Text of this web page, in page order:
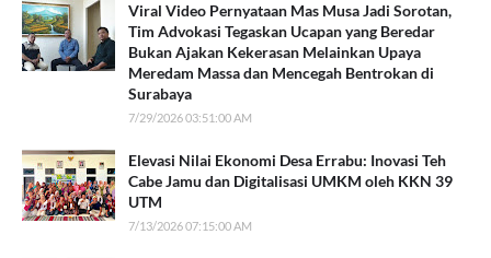
Viral Video Pernyataan Mas Musa Jadi Sorotan,
Tim Advokasi Tegaskan Ucapan yang Beredar
Bukan Ajakan Kekerasan Melainkan Upaya
Meredam Massa dan Mencegah Bentrokan di
Surabaya
7/29/2026 03:51:00 AM
Elevasi Nilai Ekonomi Desa Errabu: Inovasi Teh
Cabe Jamu dan Digitalisasi UMKM oleh KKN 39
UTM
7/13/2026 07:15:00 AM